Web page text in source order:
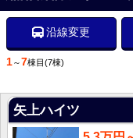
沿線変更
1～7棟目 (7棟)
矢上ハイツ